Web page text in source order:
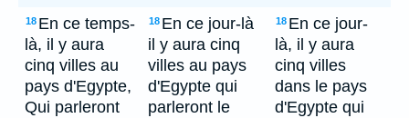
18 En ce temps-
là, il y aura
cinq villes au
pays d'Egypte,
Qui parleront
18 En ce jour-là
il y aura cinq
villes au pays
d'Egypte qui
parleront le
18 En ce jour-
là, il y aura
cinq villes
dans le pays
d'Egypte qui